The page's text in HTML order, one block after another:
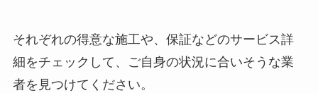
それぞれの得意な施工や、保証などのサービス詳
細をチェックして、ご自身の状況に合いそうな業
者を見つけてください。